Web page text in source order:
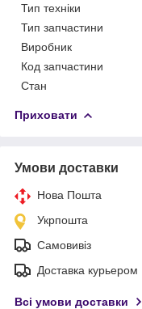
Тип техніки
Тип запчастини
Виробник
Код запчастини
Стан
Приховати
Умови доставки
Нова Пошта
Укрпошта
Самовивіз
Доставка
Всі умови доставки